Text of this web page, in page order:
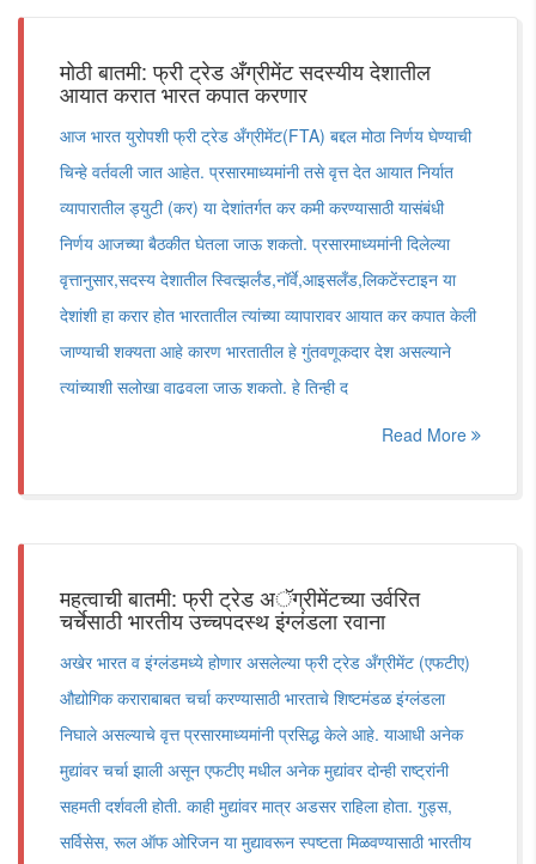
मोठी बातमी: फ्री ट्रेड अँग्रीमेंट सदस्यीय देशातील
आयात करात भारत कपात करणार
आज भारत युरोपशी फ्री ट्रेड अँग्रीमेंट(FTA) बद्दल मोठा निर्णय घेण्याची
चिन्हे वर्तवली जात आहेत. प्रसारमाध्यमांनी तसे वृत्त देत आयात निर्यात
व्यापारातील ड्युटी (कर) या देशांतर्गत कर कमी करण्यासाठी यासंबंधी
निर्णय आजच्या बैठकीत घेतला जाऊ शकतो. प्रसारमाध्यमांनी दिलेल्या
वृत्तानुसार,सदस्य देशातील स्वित्झर्लंड,नॉर्वे,आइसलँड,लिकटेंस्टाइन या
देशांशी हा करार होत भारतातील त्यांच्या व्यापारावर आयात कर कपात केली
जाण्याची शक्यता आहे कारण भारतातील हे गुंतवणूकदार देश असल्याने
त्यांच्याशी सलोखा वाढवला जाऊ शकतो. हे तिन्ही द
Read More
महत्वाची बातमी: फ्री ट्रेड अॅग्रीमेंटच्या उर्वरित
चर्चेसाठी भारतीय उच्चपदस्थ इंग्लंडला रवाना
अखेर भारत व इंग्लंडमध्ये होणार असलेल्या फ्री ट्रेड अँग्रीमेंट (एफटीए)
औद्योगिक कराराबाबत चर्चा करण्यासाठी भारताचे शिष्टमंडळ इंग्लंडला
निघाले असल्याचे वृत्त प्रसारमाध्यमांनी प्रसिद्ध केले आहे. याआधी अनेक
मुद्यांवर चर्चा झाली असून एफटीए मधील अनेक मुद्यांवर दोन्ही राष्ट्रांनी
सहमती दर्शवली होती. काही मुद्यांवर मात्र अडसर राहिला होता. गुड्स,
सर्विसेस, रूल ऑफ ओरिजन या मुद्यावरून स्पष्टता मिळवण्यासाठी भारतीय